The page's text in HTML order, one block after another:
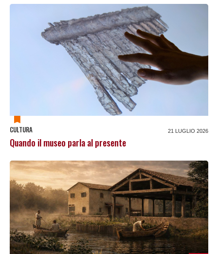
CULTURA 21 LUGLIO 2026
Quando il museo parla al presente